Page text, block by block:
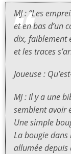
MJ : “Les
et en bas d’un
dix, faiblement
et les traces
Joueuse :
MJ : Il y a une
semblent avoir
Une simple
La bougie dans
allumée depuis